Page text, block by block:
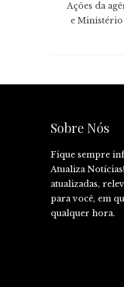
Ações da
e Ministério
Sobre Nós
Fique sempre
Atualiza
atualizadas,
para você, em
qualquer hora.